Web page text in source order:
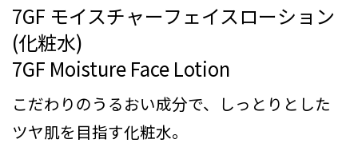
7GF モイスチャーフェイスローション
(化粧水)
7GF Moisture Face Lotion
こだわりのうるおい成分で、しっとりとした
ツヤ肌を目指す化粧水。